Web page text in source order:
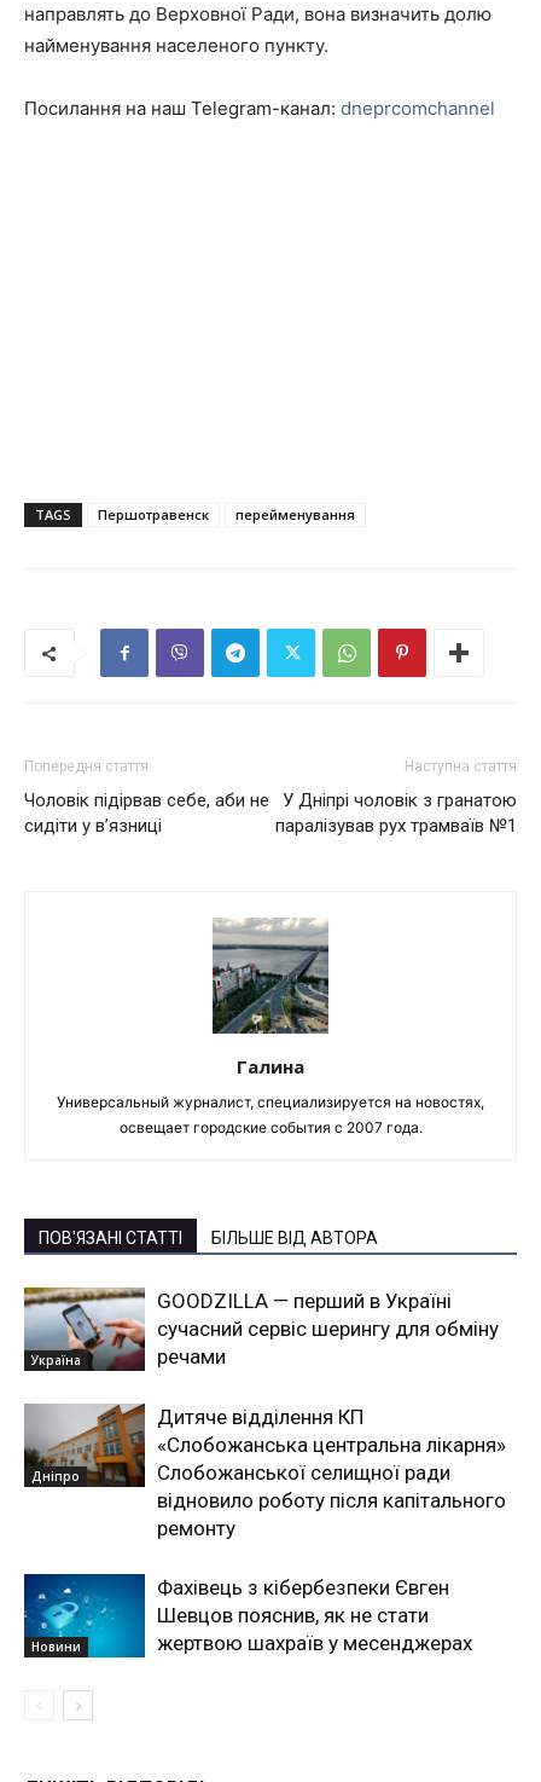
направлять до Верховної Ради, вона визначить долю
найменування населеного пункту.
Посилання на наш Telegram-канал: dneprcomchannel
TAGS Першотравенск перейменування
Попередня стаття
Чоловік підірвав себе, аби не
сидіти у вʼязниці
Наступна стаття
У Дніпрі чоловік з гранатою
паралізував рух трамваїв №1
Галина
Универсальный журналист, специализируется на новостях,
освещает городские события с 2007 года.
ПОВ'ЯЗАНІ СТАТТІ БІЛЬШЕ ВІД АВТОРА
Україна
GOODZILLA — перший в Україні
сучасний сервіс шерингу для обміну
речами
Дніпро
Дитяче відділення КП
«Слобожанська центральна лікарня»
Слобожанської селищної ради
відновило роботу після капітального
ремонту
Новини
Фахівець з кібербезпеки Євген
Шевцов пояснив, як не стати
жертвою шахраїв у месенджерах